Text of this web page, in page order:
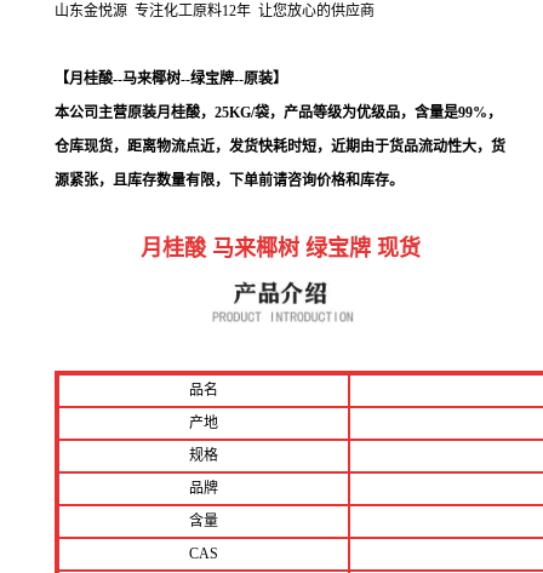
山东金悦源 专注化工原料12年 让您放心的供应商
【月桂酸--马来椰树--绿宝牌--原装】
本公司主营原装月桂酸，25KG/袋，产品等级为优级品，含量是99%，
仓库现货，距离物流点近，发货快耗时短， 近期由于货品流动性大，货
源紧张，且库存数量有限，下单前请咨询价格和库存。
月桂酸 马来椰树 绿宝牌 现货
品名
产地
规格
品牌
含量
CAS